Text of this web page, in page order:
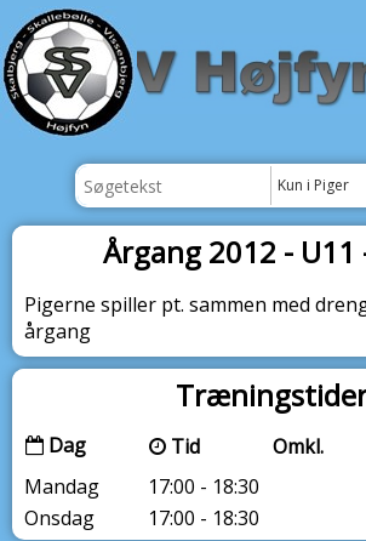
Kun i Piger
Årgang 2012 - U11
Pigerne spiller pt. sammen med
årgang
Dag Tid Omkl.
Mandag
17:00 - 18:30
Onsdag
17:00 - 18:30